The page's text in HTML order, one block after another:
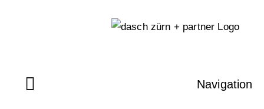
Navigation